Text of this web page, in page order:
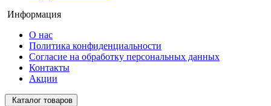
Информация
О нас
Политика конфиденциальности
Согласие на обработку персональных данных
Контакты
Акции
Каталог товаров